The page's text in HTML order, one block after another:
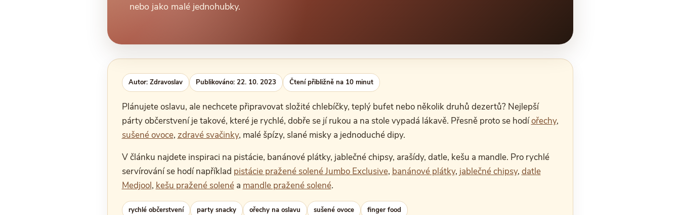
nebo jako malé jednohubky.
Autor: Zdravoslav Publikováno: 22. 10. 2023 Čtení přibližně na 10 minut
Plánujete oslavu, ale nechcete připravovat složité chlebíčky, teplý bufet nebo několik druhů dezertů? Nejlepší
párty občerstvení je takové, které je rychlé, dobře se jí rukou a na stole vypadá lákavě. Přesně proto se hodíořechy,
sušené ovoce, zdravé svačinky, malé špízy, slané misky a jednoduché dipy.
V článku najdete inspiraci na pistácie, banánové plátky, jablečné chipsy, arašídy, datle, kešu a mandle. Pro rychlé
servírování se hodí například pistácie pražené solené Jumbo Exclusive, banánové plátky, jablečné chipsy, datle
Medjool, kešu pražené solenéa mandle pražené solené.
rychlé občerstvení party snacky ořechy na oslavu sušené ovoce finger food